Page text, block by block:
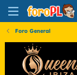
Foro General